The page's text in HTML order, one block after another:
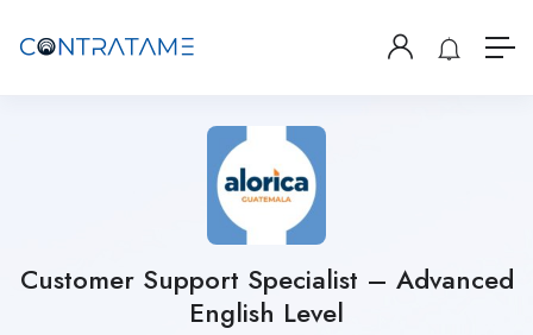
Customer Support Specialist – Advanced
English Level